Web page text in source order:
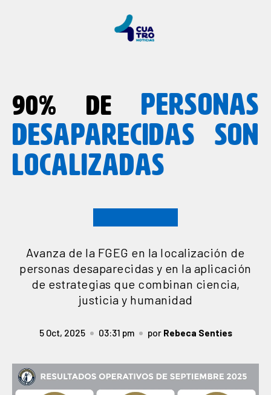
90% DE PERSONAS
DESAPARECIDAS SON
LOCALIZADAS
Avanza de la FGEG en la localización de
personas desaparecidas y en la aplicación
de estrategias que combinan ciencia,
justicia y humanidad
5 Oct, 2025 03:31 pm por Rebeca Senties